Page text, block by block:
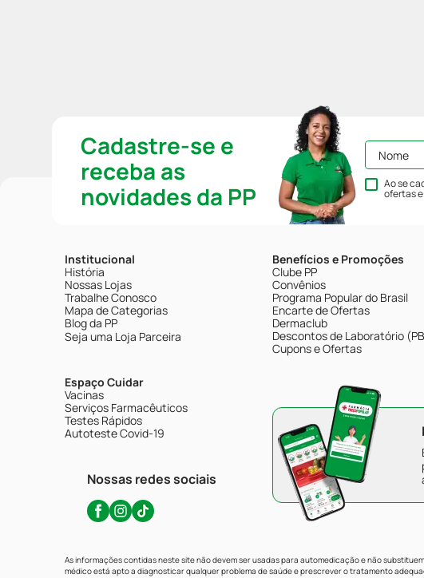
Cadastre-se e
receba as
novidades da PP
Ao se
ofertas
Institucional
História
Nossas Lojas
Trabalhe Conosco
Mapa de Categorias
Blog da PP
Seja uma Loja Parceira
Espaço Cuidar
Vacinas
Serviços Farmacêuticos
Testes Rápidos
Autoteste Covid-19
Nossas redes sociais
Benefícios e Promoções
Clube PP
Convênios
Programa Popular do Brasil
Encarte de Ofertas
Dermaclub
Descontos de Laboratório
Cupons e Ofertas
As informações contidas neste site não devem ser usadas para automedicação e não
médico está apto a diagnosticar qualquer problema de saúde e prescrever o tratamento